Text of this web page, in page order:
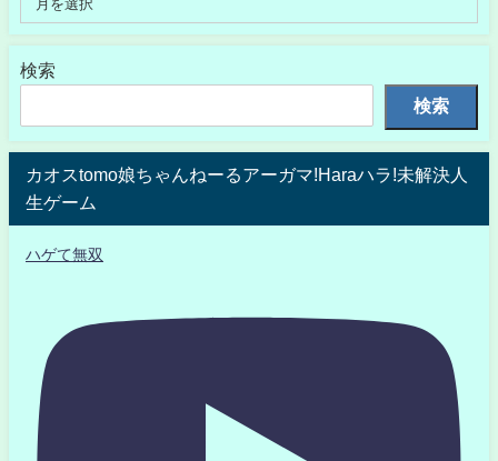
検索
検索
カオスtomo娘ちゃんねーるアーガマ!Haraハラ!未解決人
生ゲーム
ハゲて無双